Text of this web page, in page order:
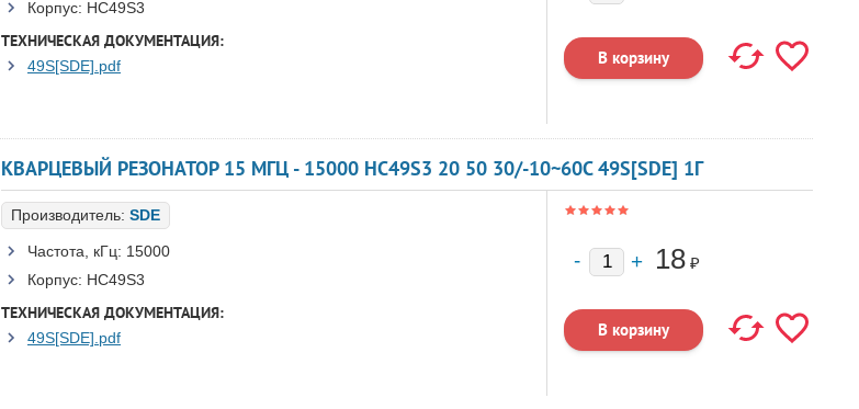
Корпус: HC49S3
ТЕХНИЧЕСКАЯ ДОКУМЕНТАЦИЯ:
49S[SDE].pdf
КВАРЦЕВЫЙ РЕЗОНАТОР 15 МГЦ - 15000 HC49S3 20 50 30/-10~60C 49S[SDE] 1Г
Производитель: SDE
Частота, кГц: 15000
Корпус: HC49S3
ТЕХНИЧЕСКАЯ ДОКУМЕНТАЦИЯ:
49S[SDE].pdf
18 ₽